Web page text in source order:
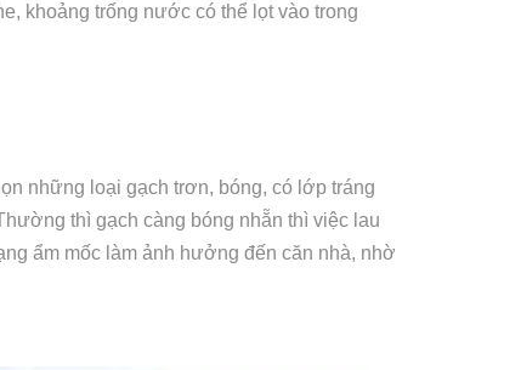
khoảng trống nước có thể lọt vào trong
những loại gạch trơn, bóng, có lớp tráng
thì gạch càng bóng nhẵn thì việc lau
ẩm mốc làm ảnh hưởng đến căn nhà, nhờ